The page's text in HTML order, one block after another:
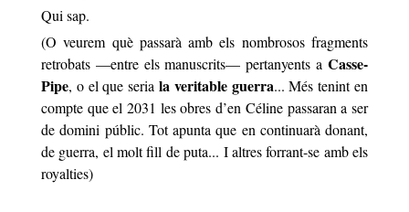
Qui sap.
(O veurem què passarà amb els nombrosos fragments
retrobats —entre els manuscrits— pertanyents a Casse-
Pipe, o el que seria la veritable guerra... Més tenint en
compte que el 2031 les obres d’en Céline passaran a ser
de domini públic. Tot apunta que en continuarà donant,
de guerra, el molt fill de puta... I altres forrant-se amb els
royalties)